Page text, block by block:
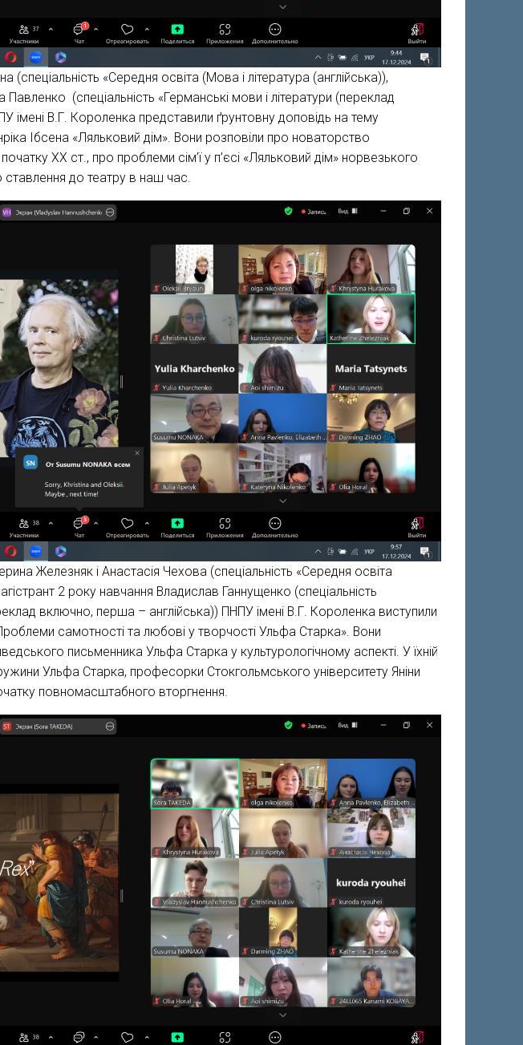
(спеціальність «Середня освіта (Мова і література (англійська)),
(спеціальність «Германські мови і літератури (переклад
імені В.Г. Короленка представили ґрунтовну доповідь на тему
Ібсена «Ляльковий дім». Вони розповіли про новаторство
ХХ ст., про проблеми сім’ї у п’єсі «Ляльковий дім» норвезького
до театру в наш час.
Железняк і Анастасія Чехова (спеціальність «Середня освіта
2 року навчання Владислав Ганнущенко (спеціальність
включно, перша – англійська)) ПНПУ імені В.Г. Короленка виступили
самотності та любові у творчості Ульфа Старка». Вони
письменника Ульфа Старка у культурологічному аспекті. У їхній
Ульфа Старка, професорки Стокгольмського університету Яніни
повномасштабного вторгнення.